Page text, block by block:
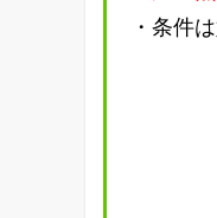
・条件